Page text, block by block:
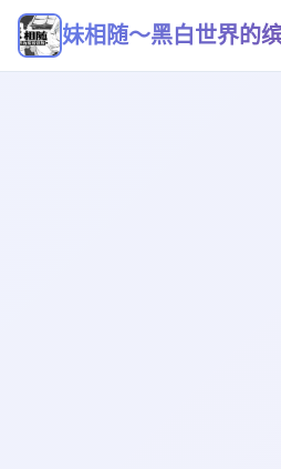
妹相随～黑白世界的